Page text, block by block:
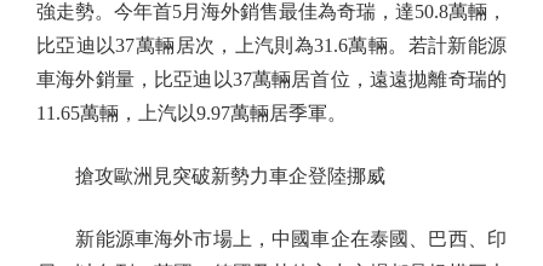
強走勢。今年首5月海外銷售最佳為奇瑞，達50.8萬輛，
比亞迪以37萬輛居次，上汽則為31.6萬輛。若計新能源
車海外銷量，比亞迪以37萬輛居首位，遠遠拋離奇瑞的
11.65萬輛，上汽以9.97萬輛居季軍。
搶攻歐洲見突破新勢力車企登陸挪威
新能源車海外市場上，中國車企在泰國、巴西、印